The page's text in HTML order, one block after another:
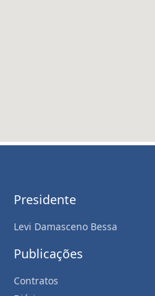
Presidente
Levi Damasceno Bessa
Publicações
Contratos